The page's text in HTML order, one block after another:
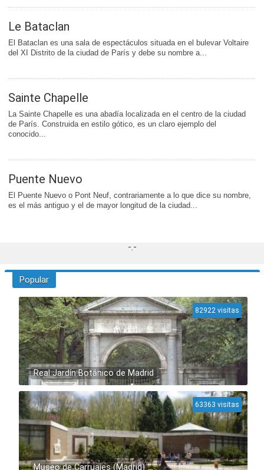
Le Bataclan
El Bataclan es una sala de espectáculos situada en el bulevar Voltaire
del XI Distrito de la ciudad de París y debe su nombre a...
Sainte Chapelle
La Sainte Chapelle es una abadía localizada en el centro de la ciudad
de París. Construida en estilo gótico, es un claro ejemplo del
conocido...
Puente Nuevo
El Puente Nuevo o Pont Neuf, contrariamente a lo que dice su nombre,
es el más antiguo y el de mayor longitud de la ciudad...
-.-
Popular
Real Jardín Botánico de Madrid
82922 visitas
Museo de Carruajes (Madrid)
63363 visitas